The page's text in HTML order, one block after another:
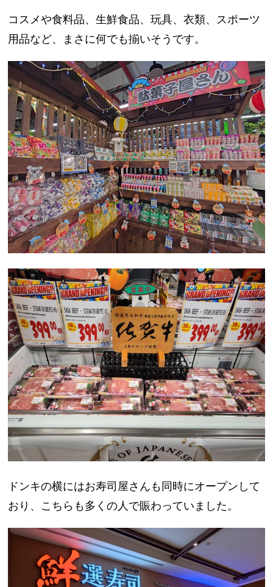
コスメや食料品、生鮮食品、玩具、衣類、スポーツ
用品など、まさに何でも揃いそうです。
ドンキの横にはお寿司屋さんも同時にオープンして
おり、こちらも多くの人で賑わっていました。